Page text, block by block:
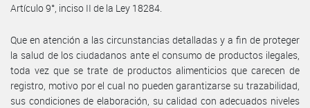
Artículo 9°, inciso II de la Ley 18284.
Que en atención a las circunstancias detalladas y a fin de proteger
la salud de los ciudadanos ante el consumo de productos ilegales,
toda vez que se trate de productos alimenticios que carecen de
registro, motivo por el cual no pueden garantizarse su trazabilidad,
sus condiciones de elaboración, su calidad con adecuados niveles